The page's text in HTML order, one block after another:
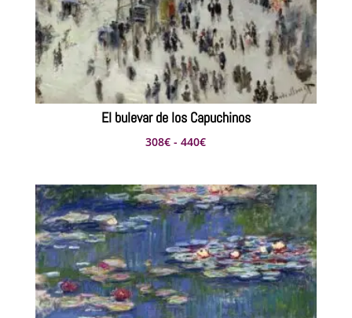
El bulevar de los Capuchinos
308€ - 440€Rango
precios:
desde
308€
hasta
440€